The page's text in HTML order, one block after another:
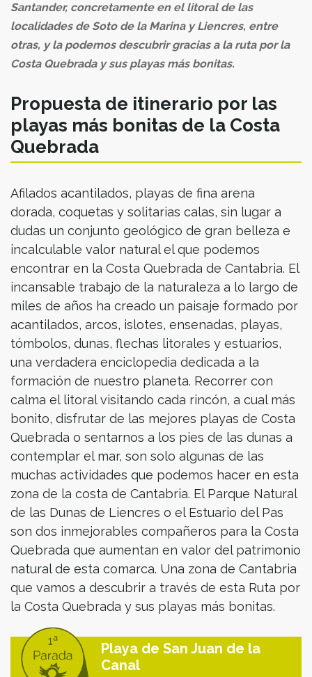
Santander, concretamente en el litoral de las
localidades de Soto de la Marina y Liencres, entre
otras, y la podemos descubrir gracias a la ruta por la
Costa Quebrada y sus playas más bonitas.
Propuesta de itinerario por las
playas más bonitas de la Costa
Quebrada
Afilados acantilados, playas de fina arena
dorada, coquetas y solitarias calas, sin lugar a
dudas un conjunto geológico de gran belleza e
incalculable valor natural el que podemos
encontrar en la Costa Quebrada de Cantabria. El
incansable trabajo de la naturaleza a lo largo de
miles de años ha creado un paisaje formado por
acantilados, arcos, islotes, ensenadas, playas,
tómbolos, dunas, flechas litorales y estuarios,
una verdadera enciclopedia dedicada a la
formación de nuestro planeta. Recorrer con
calma el litoral visitando cada rincón, a cual más
bonito, disfrutar de las mejores playas de Costa
Quebrada o sentarnos a los pies de las dunas a
contemplar el mar, son solo algunas de las
muchas actividades que podemos hacer en esta
zona de la costa de Cantabria. El Parque Natural
de las Dunas de Liencres o el Estuario del Pas
son dos inmejorables compañeros para la Costa
Quebrada que aumentan en valor del patrimonio
natural de esta comarca. Una zona de Cantabria
que vamos a descubrir a través de esta Ruta por
la Costa Quebrada y sus playas más bonitas.
Playa de San Juan de la
Canal